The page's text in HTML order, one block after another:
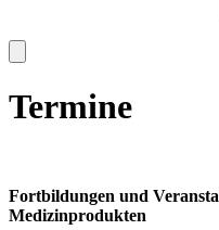
Termine
Fortbildungen und
Medizinprodukten